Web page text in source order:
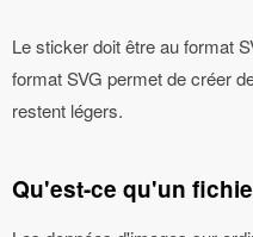
Le sticker doit être au format
format SVG permet de créer
restent légers.
Qu'est-ce qu'un